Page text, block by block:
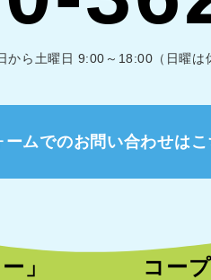
から土曜日 9:00～18:00（日曜は
ームでのお問い合わせはこ
」
コー